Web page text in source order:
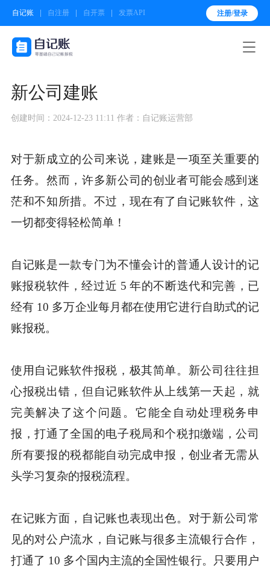
自记账 自注册 自开票 发票API 注册/登录

新公司建账
创建时间：2024-12-23 11:11 作者：自记账运营部
对于新成立的公司来说，建账是一项至关重要的
任务。然而，许多新公司的创业者可能会感到迷
茫和不知所措。不过，现在有了自记账软件，这
一切都变得轻松简单！
自记账是一款专门为不懂会计的普通人设计的记
账报税软件，经过近 5 年的不断迭代和完善，已
经有 10 多万企业每月都在使用它进行自助式的记
账报税。
使用自记账软件报税，极其简单。新公司往往担
心报税出错，但自记账软件从上线第一天起，就
完美解决了这个问题。它能全自动处理税务申
报，打通了全国的电子税局和个税扣缴端，公司
所有要报的税都能自动完成申报，创业者无需从
头学习复杂的报税流程。
在记账方面，自记账也表现出色。对于新公司常
见的对公户流水，自记账与很多主流银行合作，
打通了 10 多个国内主流的全国性银行。只要用户